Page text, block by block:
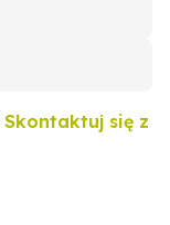
Skontaktuj się z